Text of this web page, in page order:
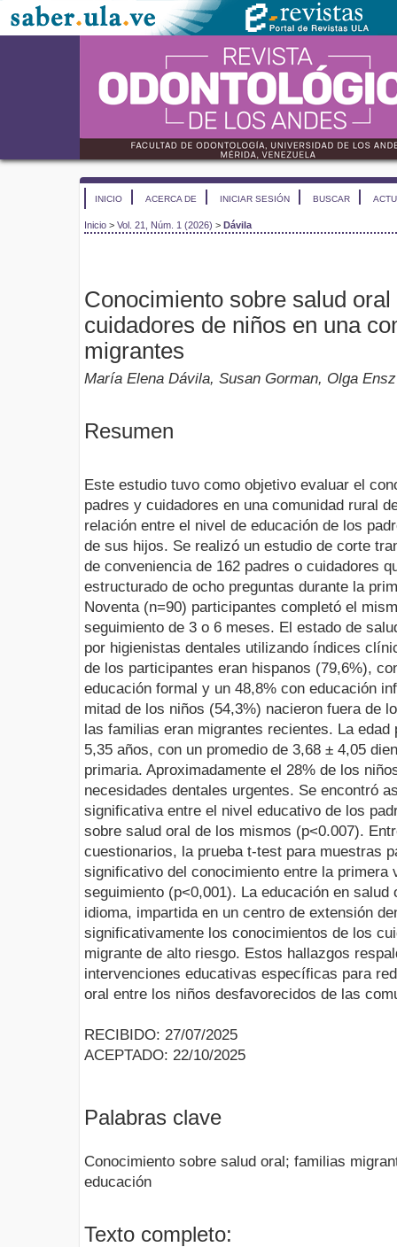
INICIO ACERCA DE INICIAR SESIÓN BUSCAR
Inicio > Vol. 21, Núm. 1 (2026) > Dávila
Conocimiento sobre salud
cuidadores de niños en una
migrantes
María Elena Dávila, Susan Gorman, Olga Ensz
Resumen
Este estudio tuvo como objetivo evaluar el
padres y cuidadores en una comunidad rural
relación entre el nivel de educación de los
de sus hijos. Se realizó un estudio de corte
de conveniencia de 162 padres o cuidadores
estructurado de ocho preguntas durante la
Noventa (n=90) participantes completó el
seguimiento de 3 o 6 meses. El estado de
por higienistas dentales utilizando índices
de los participantes eran hispanos (79,6%),
educación formal y un 48,8% con educación
mitad de los niños (54,3%) nacieron fuera de
las familias eran migrantes recientes. La edad
5,35 años, con un promedio de 3,68 ± 4,05
primaria. Aproximadamente el 28% de los
necesidades dentales urgentes. Se encontró
significativa entre el nivel educativo de los
sobre salud oral de los mismos (p<0.007).
cuestionarios, la prueba t-test para muestras
significativo del conocimiento entre la
seguimiento (p<0,001). La educación en
idioma, impartida en un centro de extensión
significativamente los conocimientos de los
migrante de alto riesgo. Estos hallazgos
intervenciones educativas específicas para
oral entre los niños desfavorecidos de las
RECIBIDO: 27/07/2025
ACEPTADO: 22/10/2025
Palabras clave
Conocimiento sobre salud oral; familias
educación
Texto completo: